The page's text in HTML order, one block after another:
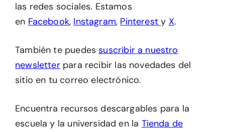
las redes sociales. Estamos
en Facebook, Instagram, Pinteresty X.
También te puedessuscribir a nuestro
newsletterpara recibir las novedades del
sitio en tu correo electrónico.
Encuentra recursos descargables para la
escuela y la universidad en la Tienda de